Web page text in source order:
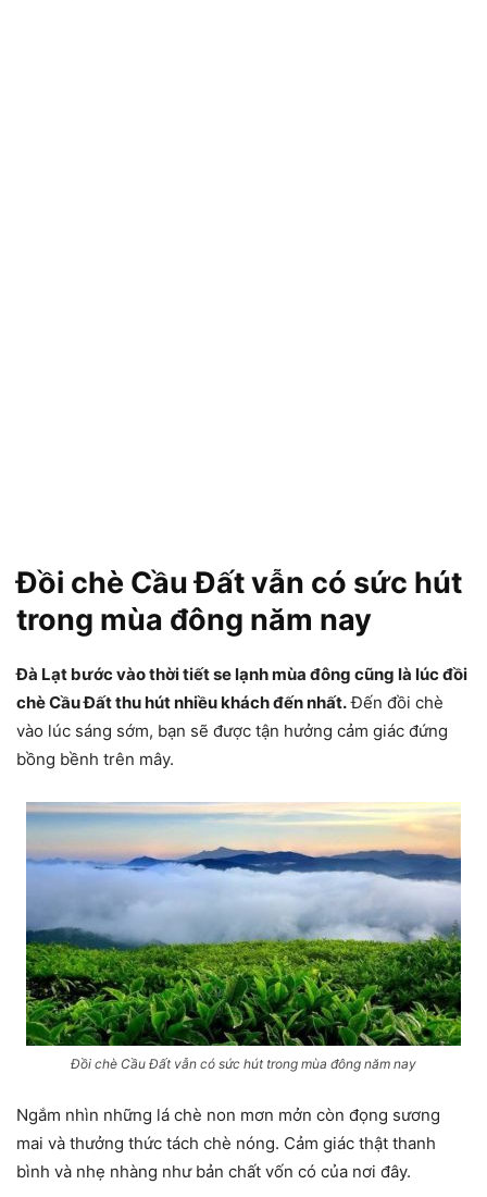
Đồi chè Cầu Đất vẫn có sức hút
trong mùa đông năm nay
Đà Lạt bước vào thời tiết se lạnh mùa đông cũng là lúc đồi
chè Cầu Đất thu hút nhiều khách đến nhất.Đến đồi chè
vào lúc sáng sớm, bạn sẽ được tận hưởng cảm giác đứng
bồng bềnh trên mây.
Đồi chè Cầu Đất vẫn có sức hút trong mùa đông năm nay
Ngắm nhìn những lá chè non mơn mởn còn đọng sương
mai và thưởng thức tách chè nóng. Cảm giác thật thanh
bình và nhẹ nhàng như bản chất vốn có của nơi đây.